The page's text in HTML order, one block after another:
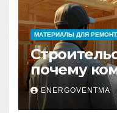
МАТЕРИАЛЫ ДЛЯ
почему
цикла
ENERGOVENTMA